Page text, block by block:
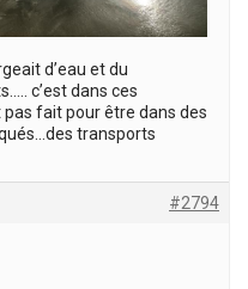
d’eau et du
c’est dans ces
pas fait pour être dans des
transports
#2794